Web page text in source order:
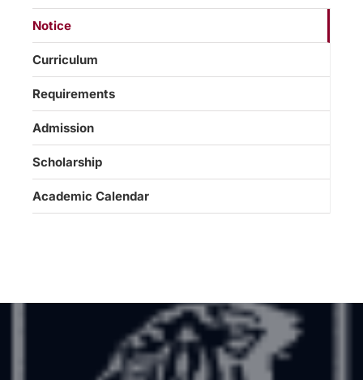
Notice
Curriculum
Requirements
Admission
Scholarship
Academic Calendar